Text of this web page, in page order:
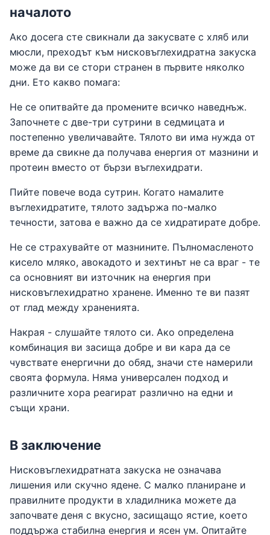
началото
Ако досега сте свикнали да закусвате с хляб или
мюсли, преходът към нисковъглехидратна закуска
може да ви се стори странен в първите няколко
дни. Ето какво помага:
Не се опитвайте да промените всичко наведнъж.
Започнете с две-три сутрини в седмицата и
постепенно увеличавайте. Тялото ви има нужда от
време да свикне да получава енергия от мазнини и
протеин вместо от бързи въглехидрати.
Пийте повече вода сутрин. Когато намалите
въглехидратите, тялото задържа по-малко
течности, затова е важно да се хидратирате добре.
Не се страхувайте от мазнините. Пълномасленото
кисело мляко, авокадото и зехтинът не са враг - те
са основният ви източник на енергия при
нисковъглехидратно хранене. Именно те ви пазят
от глад между храненията.
Накрая - слушайте тялото си. Ако определена
комбинация ви засища добре и ви кара да се
чувствате енергични до обяд, значи сте намерили
своята формула. Няма универсален подход и
различните хора реагират различно на едни и
същи храни.
В заключение
Нисковъглехидратната закуска не означава
лишения или скучно ядене. С малко планиране и
правилните продукти в хладилника можете да
започвате деня с вкусно, засищащо ястие, което
поддържа стабилна енергия и ясен ум. Опитайте